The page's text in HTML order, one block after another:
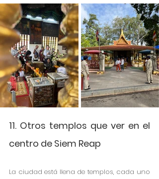
11. Otros templos que ver en el
centro de Siem Reap
La ciudad está llena de templos, cada uno